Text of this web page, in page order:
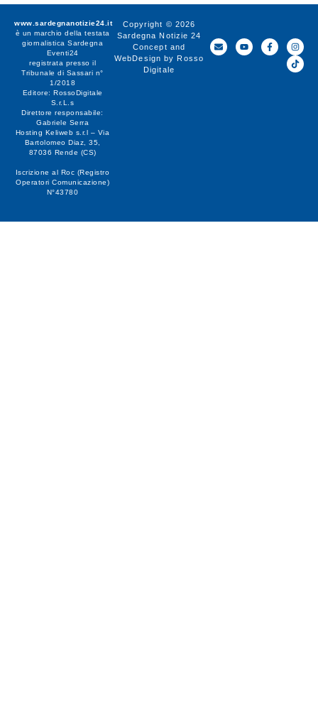
Copyright © 2026
Sardegna Notizie 24
Concept and
WebDesign by Rosso
Digitale
www.sardegnanotizie24.it
è un marchio della testata
giornalistica Sardegna
Eventi24
registrata presso il
Tribunale di Sassari n°
1/2018
Editore: RossoDigitale
S.r.L.s
Direttore responsabile:
Gabriele Serra
Hosting Keliweb s.r.l – Via
Bartolomeo Diaz, 35,
87036 Rende (CS)
Iscrizione al Roc (Registro
Operatori Comunicazione)
N°43780